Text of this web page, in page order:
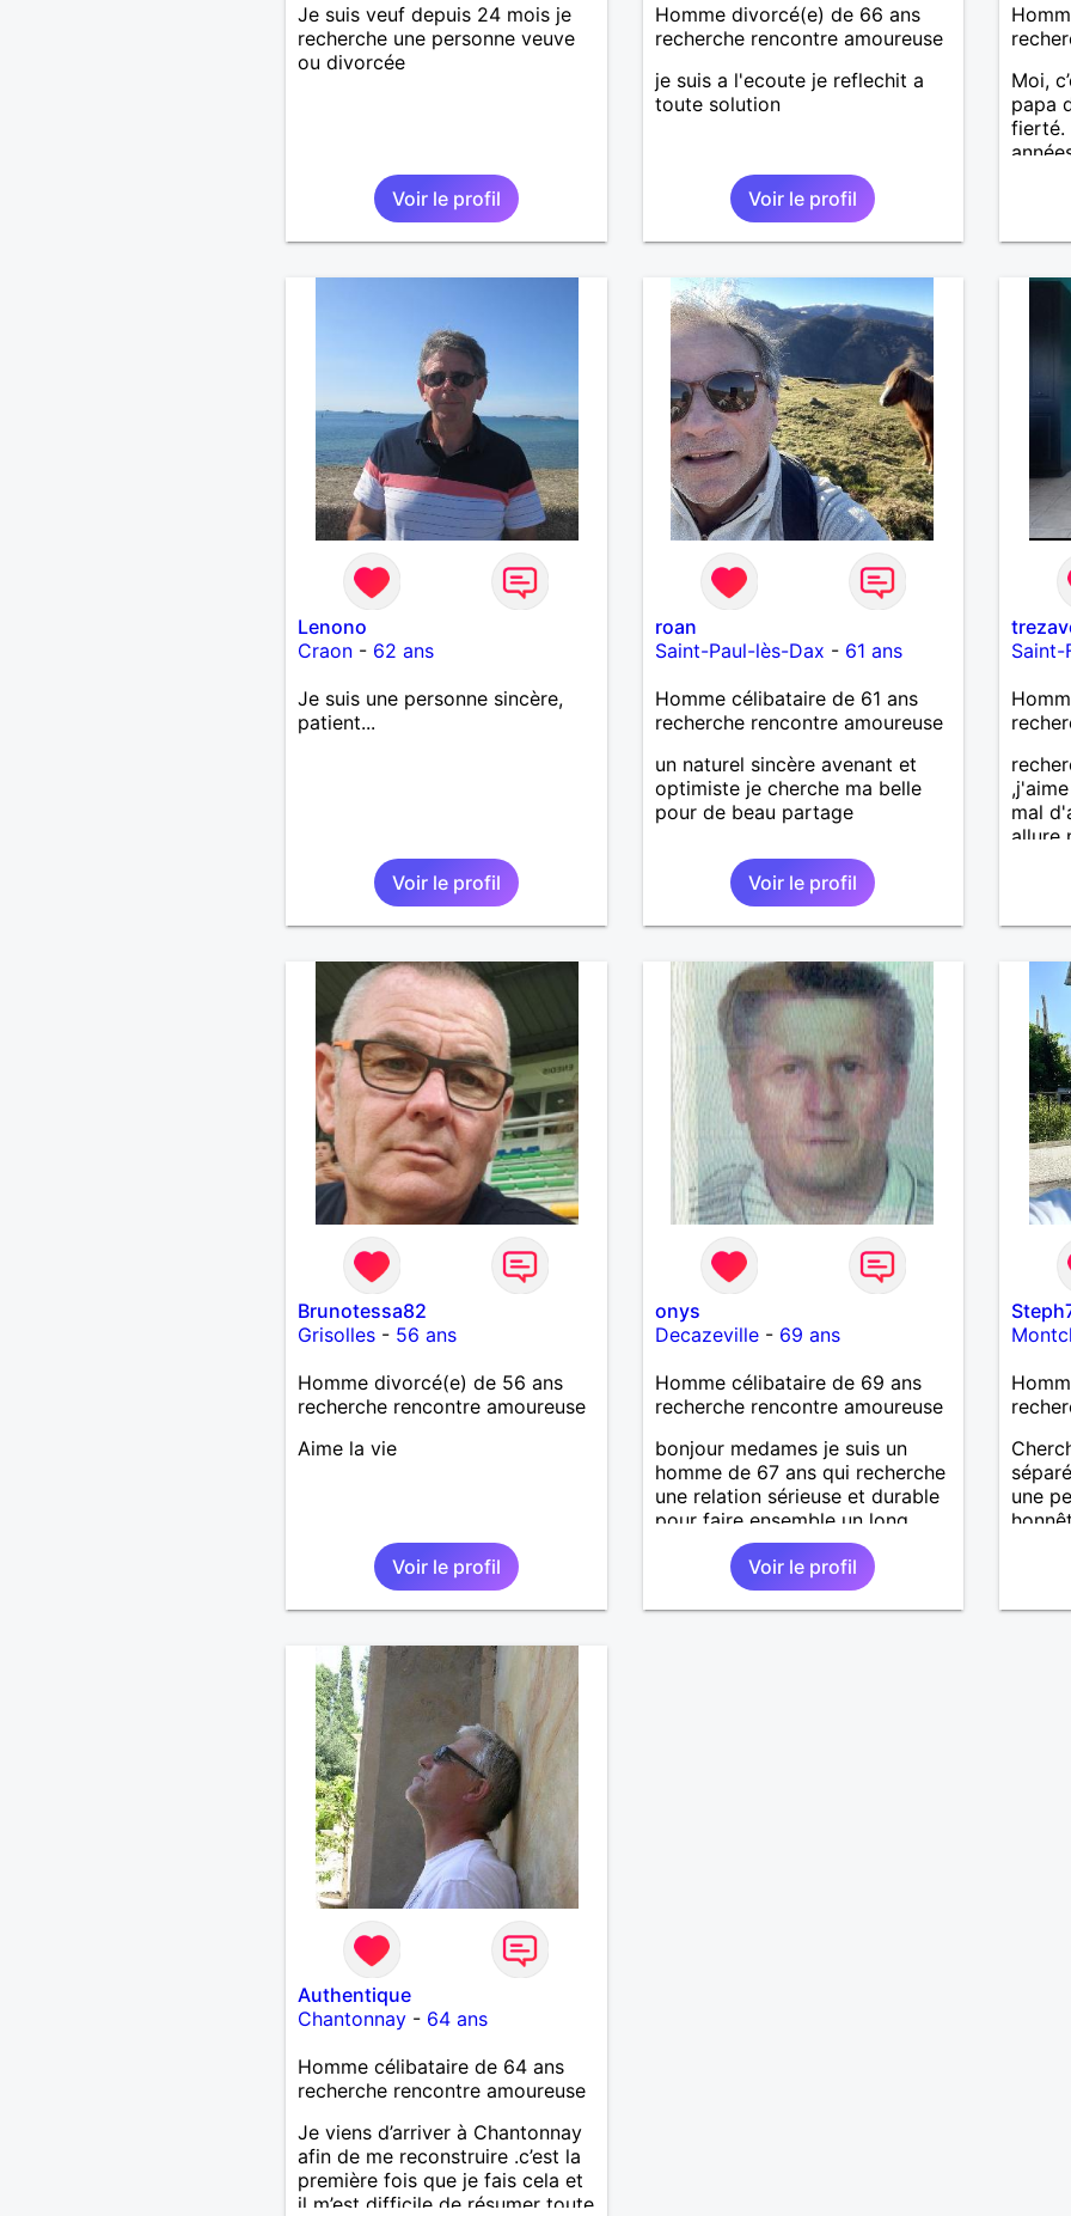
Je suis veuf depuis 24 mois je
recherche une personne veuve
ou divorcée
Voir le profil
Homme divorcé(e) de 66 ans
recherche rencontre amoureuse
je suis a l'ecoute je reflechit a
toute solution
Voir le profil
Moi,
papa
fierté.
le
yeux
des
« Le
être
de
et
«
Mais
aura
je
tout
des
Lenono
Craon- 62 ans
Je suis une personne sincère,
patient...
Voir le profil
roan
Saint-Paul-lès-Dax - 61 ans
Homme célibataire de 61 ans
recherche rencontre amoureuse
un naturel sincère avenant et
optimiste je cherche ma belle
pour de beau partage
Voir le profil
Saint-
mal
allure
et
Brunotessa82
Grisolles- 56 ans
Homme divorcé(e) de 56 ans
recherche rencontre amoureuse
Aime la vie
Voir le profil
onys
Decazeville- 69 ans
Homme célibataire de 69 ans
recherche rencontre amoureuse
bonjour medames je suis un
homme de 67 ans qui recherche
une relation sérieuse et durable
pour faire ensemble un long
chemin avec tout le bonheur de
l'amour qu'on saura se donner.
Voir le profil
une
Authentique
Chantonnay- 64 ans
Homme célibataire de 64 ans
recherche rencontre amoureuse
Je viens d’arriver à Chantonnay
afin de me reconstruire .c’est la
première fois que je fais cela et
il m’est difficile de résumer toute